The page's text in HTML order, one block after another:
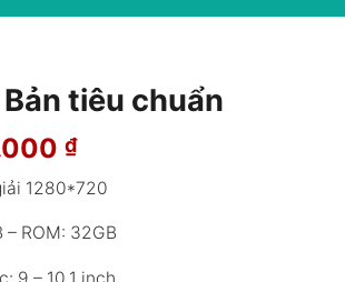
tiêu chuẩn
₫
1280*720
– ROM: 32GB